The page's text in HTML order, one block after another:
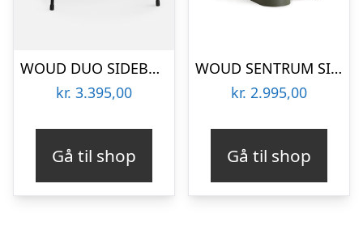
WOUD DUO SIDEBORD – 60
kr. 3.395,00
Gå til shop
WOUD SENTRUM SIDEBORD STØVET GRØN – 40
kr. 2.995,00
Gå til shop